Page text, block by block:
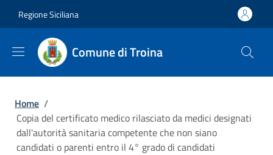
Regione Siciliana
Comune di Troina
Briciole di pane
Home /
Copia del certificato medico rilasciato da medici designati
dall'autorità sanitaria competente che non siano
candidati o parenti entro il 4° grado di candidati